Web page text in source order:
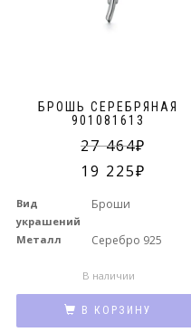
БРОШЬ СЕРЕБРЯНАЯ
901081613
27 464
19 225
Вид
украшений
Броши
Металл Серебро 925
В наличии
В КОРЗИНУ